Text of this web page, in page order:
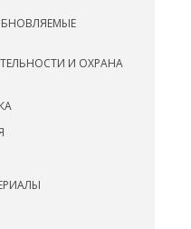
И ОХРАНА